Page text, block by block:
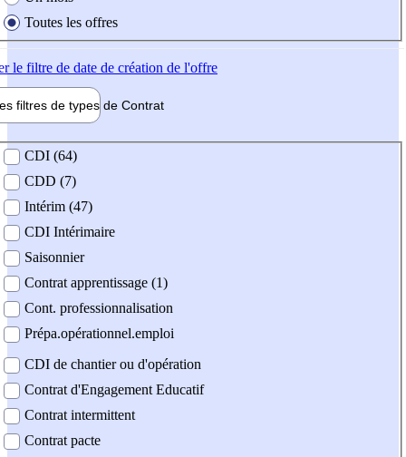
Toutes les offres
le filtre de date de création de l'offre
filtres de types de Contrat
contrat
CDI (64)
CDD (7)
Intérim (47)
CDI Intérimaire
Saisonnier
Contrat apprentissage (1)
Cont. professionnalisation
Prépa.opérationnel.emploi
CDI de chantier ou d'opération
Contrat d'Engagement Educatif
Contrat intermittent
Contrat pacte